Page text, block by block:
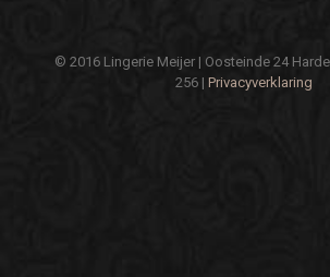
© 2016 Lingerie Meijer | Oosteinde 24
256 | Privacyverklaring